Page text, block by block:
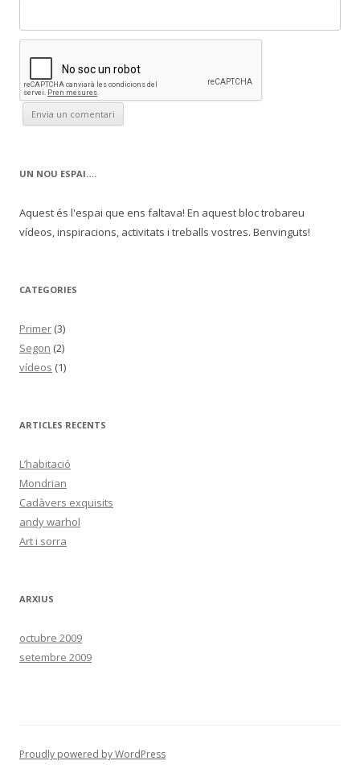
UN NOU ESPAI….
Aquest és l'espai que ens faltava! En aquest bloc trobareu
vídeos, inspiracions, activitats i treballs vostres. Benvinguts!
CATEGORIES
Primer (3)
Segon (2)
vídeos (1)
ARTICLES RECENTS
L’habitació
Mondrian
Cadàvers exquisits
andy warhol
Art i sorra
ARXIUS
octubre 2009
setembre 2009
Proudly powered by WordPress